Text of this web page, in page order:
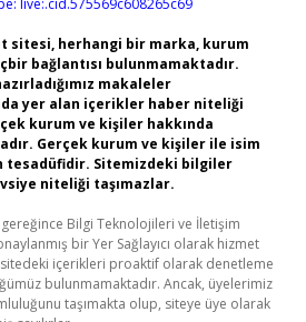
live:.cid.575569c608265c69
sitesi, herhangi bir marka, kurum
bağlantısı bulunmamaktadır.
makaleler
yer alan içerikler haber niteliği
kurum ve kişiler hakkında
Gerçek kurum ve kişiler ile isim
tesadüfidir. Sitemizdeki bilgiler
niteliği taşımazlar.
gereğince Bilgi Teknolojileri ve İletişim
bir Yer Sağlayıcı olarak hizmet
içerikleri proaktif olarak denetleme
bulunmamaktadır. Ancak, üyelerimiz
taşımakta olup, siteye üye olarak